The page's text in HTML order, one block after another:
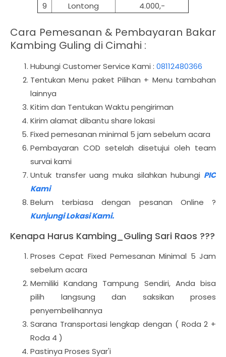
9
Lontong 4.000,-
Cara Pemesanan & Pembayaran Bakar
Kambing Guling di Cimahi :
Hubungi Customer Service Kami : 08112480366
Tentukan Menu paket Pilihan + Menu tambahan
lainnya
Kitim dan Tentukan Waktu pengiriman
Kirim alamat dibantu share lokasi
Fixed pemesanan minimal 5 jam sebelum acara
Pembayaran COD setelah disetujui oleh team
survai kami
Untuk transfer uang muka silahkan hubungi PIC
Kami
Belum terbiasa dengan pesanan Online ?
Kunjungi Lokasi Kami.
Kenapa Harus Kambing_Guling Sari Raos ???
Proses Cepat Fixed Pemesanan Minimal 5 Jam
sebelum acara
Memiliki Kandang Tampung Sendiri, Anda bisa
pilih langsung dan saksikan proses
penyembelihannya
Sarana Transportasi lengkap dengan ( Roda 2 +
Roda 4 )
Pastinya Proses Syar'i